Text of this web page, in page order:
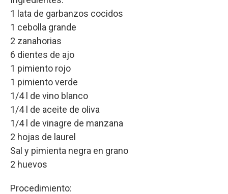
1 lata de garbanzos cocidos
1 cebolla grande
2 zanahorias
6 dientes de ajo
1 pimiento rojo
1 pimiento verde
1/4 l de vino blanco
1/4 l de aceite de oliva
1/4 l de vinagre de manzana
2 hojas de laurel
Sal y pimienta negra en grano
2 huevos
Procedimiento: